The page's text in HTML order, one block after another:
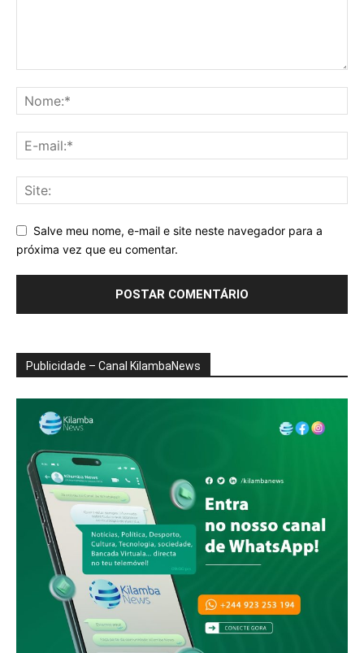
Salve meu nome, e-mail e site neste navegador para a
próxima vez que eu comentar.
Publicidade – Canal KilambaNews